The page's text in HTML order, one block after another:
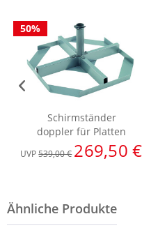
50%
Schirmständer
doppler für Platten
UVP539,00 € 269,50 €